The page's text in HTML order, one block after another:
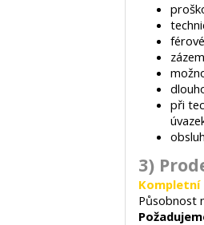
při
3)
Kompletní
Působnost